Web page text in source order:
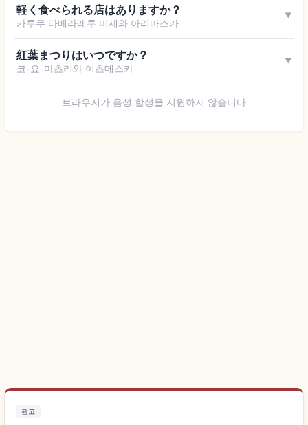
軽く食べられる店はありますか？
카루쿠 타베라레루 미세와 아리마스카
▼
紅葉まつりはいつですか？
코-요-마츠리와 이츠데스카
▼
브라우저가 음성 합성을 지원하지 않습니다
광고